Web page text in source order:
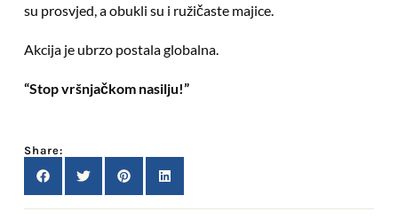
su prosvjed, a obukli su i ružičaste majice.
Akcija je ubrzo postala globalna.
“Stop vršnjačkom nasilju!”
Share: